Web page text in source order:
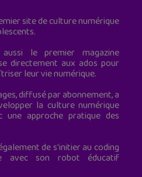
site de culture numérique
aussi le premier magazine
directement aux ados pour
leur vie numérique.
diffusé par abonnement, a
la culture numérique
une approche pratique des
de s'initier au coding
son robot éducatif